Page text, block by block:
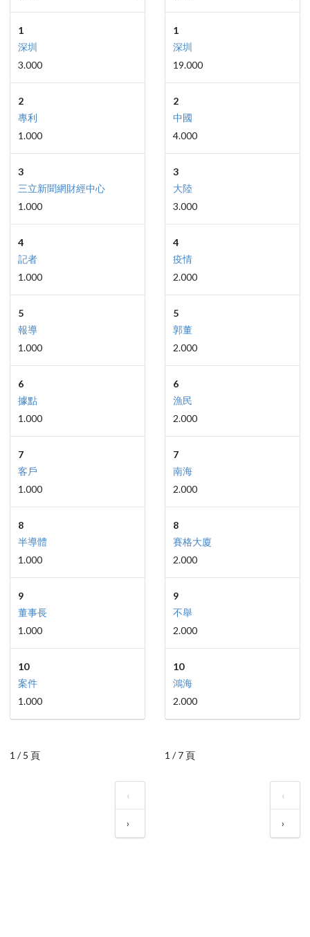
1
深圳
3.000
2
專利
1.000
3
三立新聞網財經中心
1.000
4
記者
1.000
5
報導
1.000
6
據點
1.000
7
客戶
1.000
8
半導體
1.000
9
董事長
1.000
10
案件
1.000
1 / 5 頁
‹
›
1
深圳
19.000
2
中國
4.000
3
大陸
3.000
4
疫情
2.000
5
郭董
2.000
6
漁民
2.000
7
南海
2.000
8
賽格大廈
2.000
9
不舉
2.000
10
鴻海
2.000
1 / 7 頁
‹
›